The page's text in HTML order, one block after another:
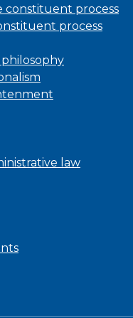
constituent process
process
law